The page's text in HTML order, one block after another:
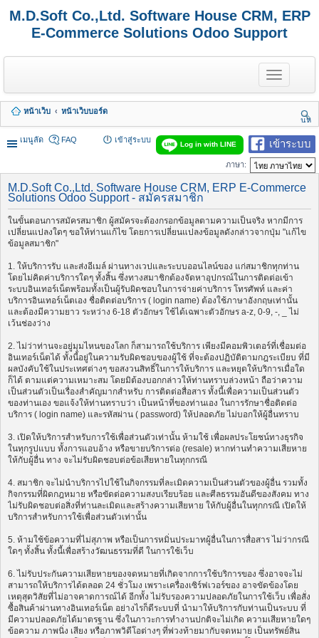
M.D.Soft Co.,Ltd. Software House CRM, ERP
E-Commerce Solutions Odoo Support
T
o
g
e
n
a
v
i
a
o
n
หน้าเว็บ
หน้าเว็บบอร์ด
นห
า
เมนูลัด
เข้าระบบ
Log in with LINE
FAQ เข้าสู่ระบบ
ภาษา:
M.D.Soft Co.,Ltd. Software House CRM, ERP E-Commerce
Solutions Odoo Support - สมัครสมาชิก
ในขั้นตอนการสมัครสมาชิก ผู้สมัครจะต้องกรอกข้อมูลตามความเป็นจริง หากมีการ
เปลี่ยนแปลงใดๆ ขอให้ท่านแก้ไข โดยการเปลี่ยนแปลงข้อมูลดังกล่าวจากปุ่ม "แก้ไข
ข้อมูลสมาชิก"
1. ให้บริการรับ และส่งอีเมล์ ผ่านทางเวปและระบบออนไลน์ของ แก่สมาชิกทุกท่าน
โดยไม่คิดค่าบริการใดๆ ทั้งสิ้น ซึ่งทางสมาชิกต้องจัดหาอุปกรณ์ในการติดต่อเข้า
ระบบอินเทอร์เน็ตพร้อมทั้งเป็นผู้รับผิดชอบในการจ่ายค่าบริการ โทรศัพท์ และค่า
บริการอินเทอร์เน็ตเอง ชื่อติดต่อบริการ ( login name) ต้องใช้ภาษาอังกฤษเท่านั้น
และต้องมีความยาว ระหว่าง 6-18 ตัวอักษร ใช้ได้เฉพาะตัวอักษร a-z, 0-9, -, _ ไม่
เว้นช่องว่าง
2. ไม่ว่าท่านจะอยู่มุมไหนของโลก ก็สามารถใช้บริการ เพียงมีคอมพิวเตอร์ที่เชื่อมต่อ
อินเทอร์เน็ตได้ ทั้งนี้อยู่ในความรับผิดชอบของผู้ใช้ ที่จะต้องปฏิบัติตามกฎระเบียบ ที่มี
ผลบังคับใช้ในประเทศต่างๆ ขอสงวนสิทธิ์ในการให้บริการ และหยุดให้บริการเมื่อใด
ก็ได้ ตามแต่ความเหมาะสม โดยมิต้องบอกกล่าวให้ท่านทราบล่วงหน้า ถือว่าความ
เป็นส่วนตัวเป็นเรื่องสำคัญมากสำหรับ การติดต่อสื่อสาร ทั้งนี้เพื่อความเป็นส่วนตัว
ของท่านเอง ขอแจ้งให้ท่านทราบว่า เป็นหน้าที่ของท่านเอง ในการรักษาชื่อติดต่อ
บริการ ( login name) และรหัสผ่าน ( password) ให้ปลอดภัย ไม่บอกให้ผู้อื่นทราบ
3. เปิดให้บริการสำหรับการใช้เพื่อส่วนตัวเท่านั้น ห้ามใช้ เพื่อผลประโยชน์ทางธุรกิจ
ในทุกรูปแบบ ทั้งการแอบอ้าง หรือขายบริการต่อ (resale) หากท่านทำความเสียหาย
ให้กับผู้อื่น ทาง จะไม่รับผิดชอบต่อข้อเสียหายในทุกกรณี
4. สมาชิก จะไม่นำบริการไปใช้ในกิจกรรมที่ละเมิดความเป็นส่วนตัวของผู้อื่น รวมทั้ง
กิจกรรมที่ผิดกฎหมาย หรือขัดต่อความสงบเรียบร้อย และศีลธรรมอันดีของสังคม ทาง
ไม่รับผิดชอบต่อสิ่งที่ท่านละเมิดและสร้างความเสียหาย ให้กับผู้อื่นในทุกกรณี เปิดให้
บริการสำหรับการใช้เพื่อส่วนตัวเท่านั้น
5. ห้ามใช้ข้อความที่ไม่สุภาพ หรือเป็นการหมิ่นประมาทผู้อื่นในการสื่อสาร ไม่ว่ากรณี
ใดๆ ทั้งสิ้น ทั้งนี้เพื่อสร้างวัฒนธรรมที่ดี ในการใช้เว็บ
6. ไม่รับประกันความเสียหายของจดหมายที่เกิดจากการใช้บริการของ ซึ่งอาจจะไม่
สามารถให้บริการได้ตลอด 24 ชั่วโมง เพราะเครื่องเซิร์ฟเวอร์ของ อาจขัดข้องโดย
เหตุสุดวิสัยที่ไม่อาจคาดการณ์ได้ อีกทั้ง ไม่รับรองความปลอดภัยในการใช้เว็บ เพื่อสั่ง
ซื้อสินค้าผ่านทางอินเทอร์เน็ต อย่างไรก็ดีระบบที่ นำมาให้บริการกับท่านเป็นระบบ ที่
มีความปลอดภัยได้มาตรฐาน ซึ่งในภาวะการทำงานปกติจะไม่เกิด ความเสียหายใดๆ
ข้อความ ภาพนิ่ง เสียง หรือภาพวิดีโอต่างๆ ที่พ่วงท้ายมากับจดหมาย เป็นทรัพย์สิน